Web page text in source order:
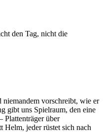
den Tag, nicht die
niemandem vorschreibt, wie er
gibt uns Spielraum, den eine
über
Helm, jeder rüstet sich nach